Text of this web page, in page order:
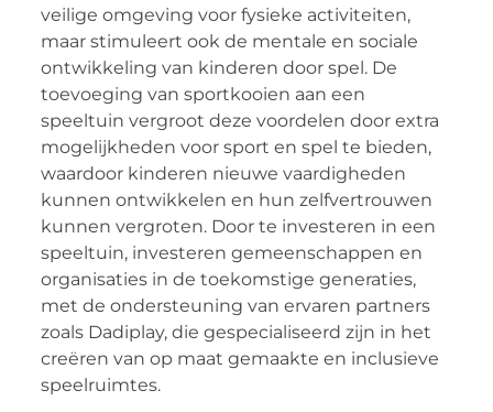
veilige omgeving voor fysieke activiteiten,
maar stimuleert ook de mentale en sociale
ontwikkeling van kinderen door spel. De
toevoeging van sportkooien aan een
speeltuin vergroot deze voordelen door extra
mogelijkheden voor sport en spel te bieden,
waardoor kinderen nieuwe vaardigheden
kunnen ontwikkelen en hun zelfvertrouwen
kunnen vergroten. Door te investeren in een
speeltuin, investeren gemeenschappen en
organisaties in de toekomstige generaties,
met de ondersteuning van ervaren partners
zoals Dadiplay, die gespecialiseerd zijn in het
creëren van op maat gemaakte en inclusieve
speelruimtes.